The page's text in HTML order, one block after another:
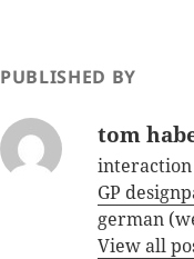
PUBLISHED BY
tom
interaction
GP
german
View all